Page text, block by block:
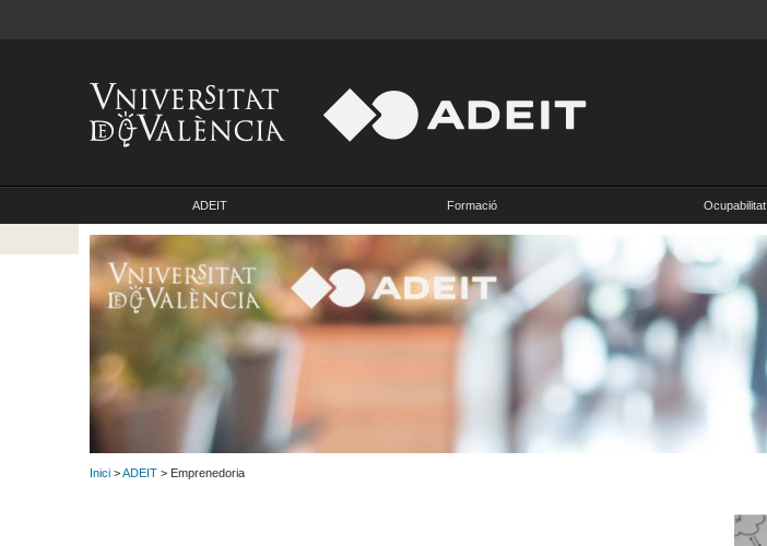
ADEIT Formació Ocupabilitat
Inici >ADEIT > Emprenedoria